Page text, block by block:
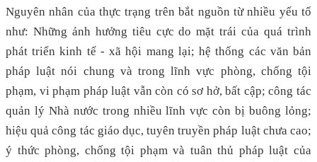
Nguyên nhân của thực trạng trên bắt nguồn từ nhiều yếu tố
như: Những ảnh hưởng tiêu cực do mặt trái của quá trình
phát triển kinh tế - xã hội mang lại; hệ thống các văn bản
pháp luật nói chung và trong lĩnh vực phòng, chống tội
phạm, vi phạm pháp luật vẫn còn có sơ hở, bất cập; công tác
quản lý Nhà nước trong nhiều lĩnh vực còn bị buông lỏng;
hiệu quả công tác giáo dục, tuyên truyền pháp luật chưa cao;
ý thức phòng, chống tội phạm và tuân thủ pháp luật của